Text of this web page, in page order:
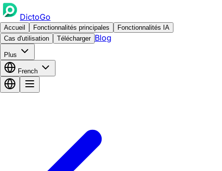
DictoGo
Accueil Fonctionnalités principales
Fonctionnalités IA
Cas d'utilisation
Télécharger Blog
Plus
French